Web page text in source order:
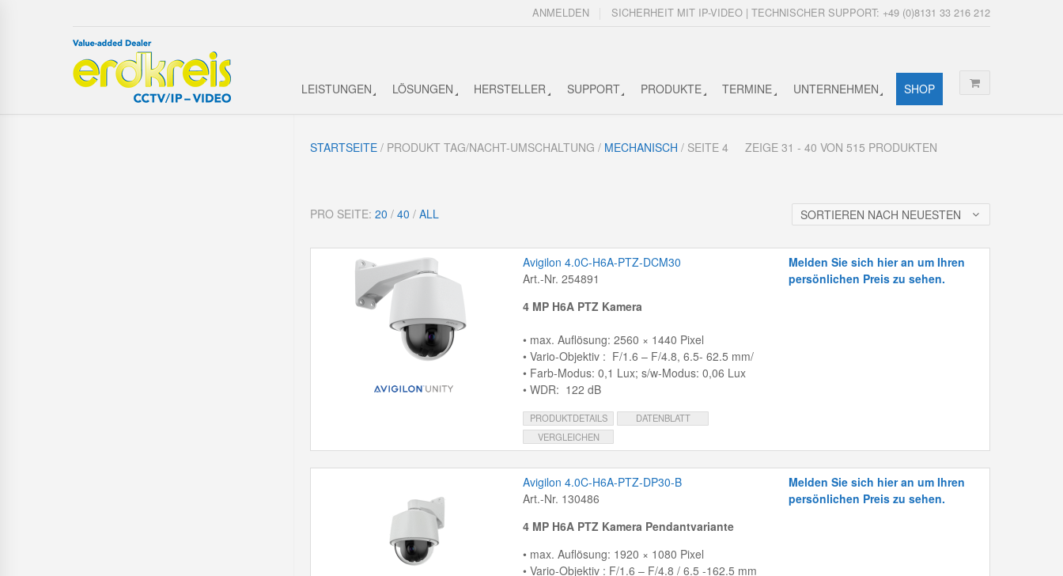
SICHERHEIT MIT IP-VIDEO | TECHNISCHER SUPPORT: +49 (0)8131 33 216 212
ANMELDEN
LEISTUNGEN LÖSUNGEN HERSTELLER SUPPORT PRODUKTE TERMINE UNTERNEHMEN SHOP
STARTSEITE / PRODUKT TAG/NACHT-UMSCHALTUNG / MECHANISCH / SEITE 4 ZEIGE 31 - 40 VON 515 PRODUKTEN
PRO SEITE: 20 / 40 / ALL SORTIEREN NACH NEUESTEN
Avigilon 4.0C-H6A-PTZ-DCM30
Art.-Nr. 254891
4 MP H6A PTZ Kamera
• max. Auflösung: 2560 × 1440 Pixel
• Vario-Objektiv : F/1.6 – F/4.8, 6.5- 62.5 mm/
• Farb-Modus: 0,1 Lux; s/w-Modus: 0,06 Lux
• WDR: 122 dB
PRODUKTDETAILS
DATENBLATT
VERGLEICHEN
Melden Sie sich hier an um Ihren
persönlichen Preis zu sehen.
Avigilon 4.0C-H6A-PTZ-DP30-B
Art.-Nr. 130486
4 MP H6A PTZ Kamera Pendantvariante
• max. Auflösung: 1920 × 1080 Pixel
• Vario-Objektiv : F/1.6 – F/4.8 / 6.5 -162.5 mm
Melden Sie sich hier an um Ihren
persönlichen Preis zu sehen.